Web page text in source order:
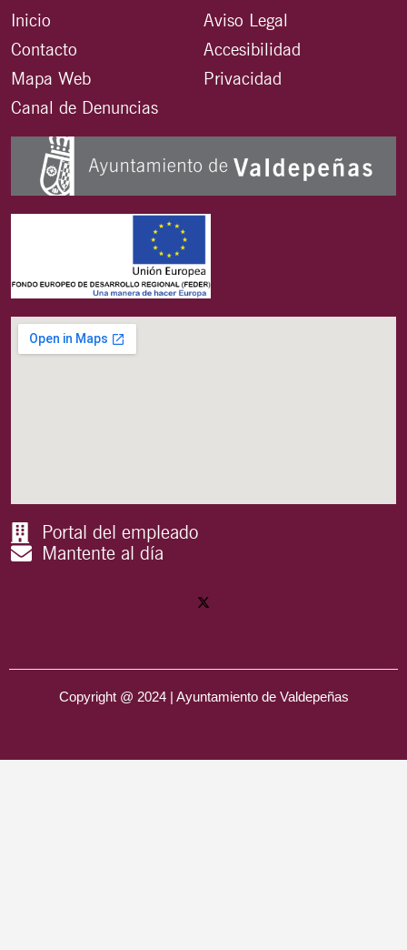
Inicio
Contacto
Mapa Web
Canal de Denuncias
Aviso Legal
Accesibilidad
Privacidad
Portal del empleado
Mantente al día
Copyright @ 2024 | Ayuntamiento de Valdepeñas